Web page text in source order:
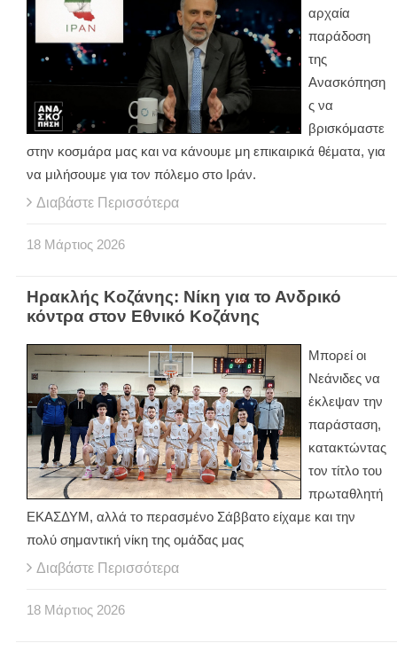
αρχαία
παράδοση
της
Ανασκόπηση
ς να
βρισκόμαστε
στην κοσμάρα μας και να κάνουμε μη επικαιρικά θέματα, για
να μιλήσουμε για τον πόλεμο στο Ιράν.
Διαβάστε Περισσότερα
18 Μάρτιος 2026
Ηρακλής Κοζάνης: Νίκη για το Ανδρικό
κόντρα στον Εθνικό Κοζάνης
Μπορεί οι
Νεάνιδες να
έκλεψαν την
παράσταση,
κατακτώντας
τον τίτλο του
πρωταθλητή
ΕΚΑΣΔΥΜ, αλλά το περασμένο Σάββατο είχαμε και την
πολύ σημαντική νίκη της ομάδας μας
Διαβάστε Περισσότερα
18 Μάρτιος 2026